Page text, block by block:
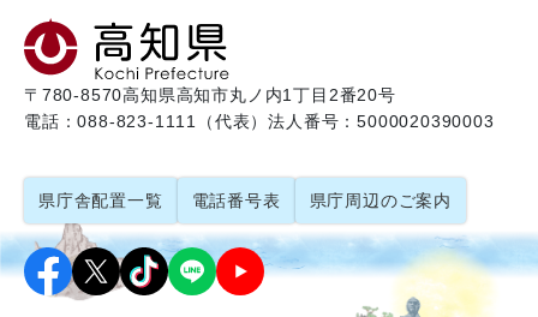
〒780-8570高知県高知市丸ノ内1丁目2番20号
電話：088-823-1111（代表）法人番号：5000020390003
県庁舎配置一覧 電話番号表 県庁周辺のご案内